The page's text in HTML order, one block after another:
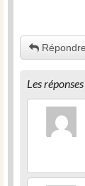
Les